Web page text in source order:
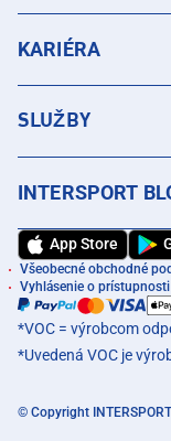
KARIÉRA
SLUŽBY
INTERSPORT
App Store
Všeobecné obchodné
Vyhlásenie o prístupnosti
*VOC = výrobcom
*Uvedená VOC je
© Copyright